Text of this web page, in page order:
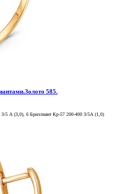
585.
3/5 А (3,0), 6 Бриллиант Кр-57 200-400 3/5А (1,0)